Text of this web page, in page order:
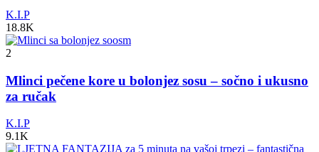
K.I.P
18.8K
2
Mlinci pečene kore u bolonjez sosu – sočno i ukusno
za ručak
K.I.P
9.1K